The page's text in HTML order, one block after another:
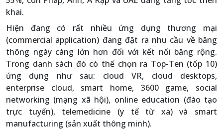
khai.
Hiện đang có rất nhiều ứng dụng thương mại
(commercial application) đang đặt ra nhu cầu về băng
thông ngày càng lớn hơn đối với kết nối băng rộng.
Trong danh sách đó có thể chọn ra Top-Ten (tốp 10)
ứng dụng như sau: cloud VR, cloud desktops,
enterprise cloud, smart home, 3600 game, social
networking (mạng xã hội), online education (đào tạo
trực tuyến), telemedicine (y tế từ xa) và smart
manufacturing (sản xuất thông minh).